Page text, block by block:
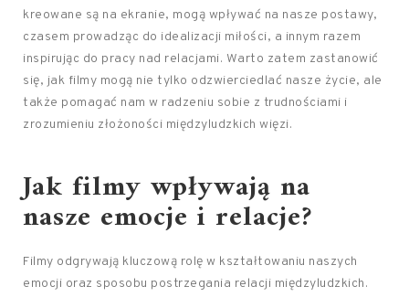
kreowane są na ekranie, mogą wpływać na nasze postawy,
czasem prowadząc do idealizacji miłości, a innym razem
inspirując do pracy nad relacjami. Warto zatem zastanowić
się, jak filmy mogą nie tylko odzwierciedlać nasze życie, ale
także pomagać nam w radzeniu sobie z trudnościami i
zrozumieniu złożoności międzyludzkich więzi.
Jak filmy wpływają na
nasze emocje i relacje?
Filmy odgrywają kluczową rolę w kształtowaniu naszych
emocji oraz sposobu postrzegania relacji międzyludzkich.